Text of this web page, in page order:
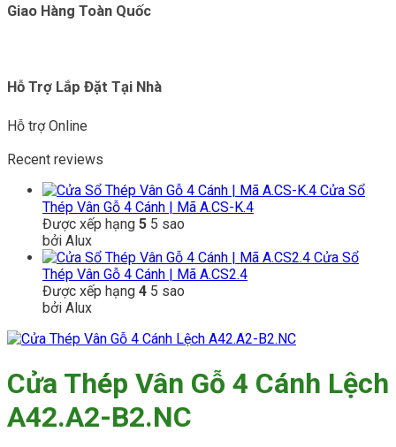
Giao Hàng Toàn Quốc
Hỗ Trợ Lắp Đặt Tại Nhà
Hỗ trợ Online
Recent reviews
Cửa Sổ
Thép Vân Gỗ 4 Cánh | Mã A.CS-K.4
Được xếp hạng 5 5 sao
bởi Alux
Cửa Sổ
Thép Vân Gỗ 4 Cánh | Mã A.CS2.4
Được xếp hạng 4 5 sao
bởi Alux
Cửa Thép Vân Gỗ 4 Cánh Lệch
A42.A2-B2.NC